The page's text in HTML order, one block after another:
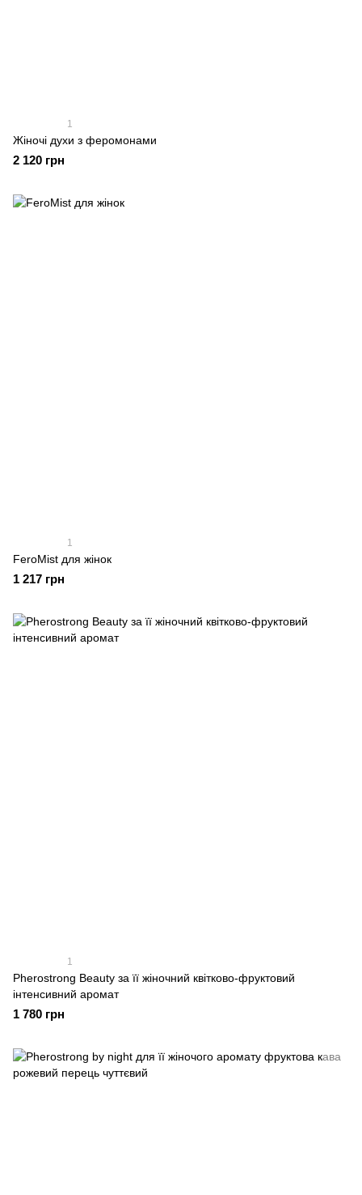
1
Жіночі духи з феромонами
2 120 грн
1
FeroMist для жінок
1 217 грн
1
Pherostrong Beauty за її жіночний квітково-фруктовий
інтенсивний аромат
1 780 грн